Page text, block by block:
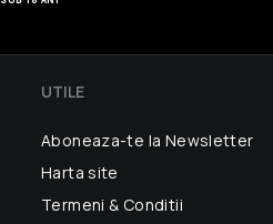
UTILE
Aboneaza-te la Newsletter
Harta site
Termeni & Conditii